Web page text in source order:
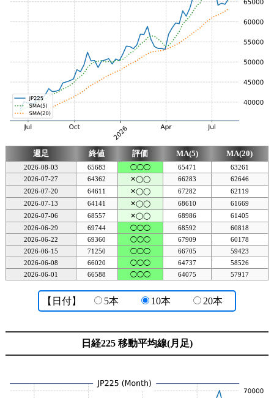
週足 終値 評価 MA(5) MA(20)
2026-08-03 65683 ◯◯◯ 65471
63261
2026-07-27
64362 ✕◯◯ 66283
62646
2026-07-20
64611 ✕◯◯ 67282
62119
2026-07-13
64141 ✕◯◯ 68610
61669
2026-07-06
68557 ✕◯◯ 68986
61405
2026-06-29
69744 ◯◯◯ 68592
60818
2026-06-22
69360 ◯◯◯ 67909
60178
2026-06-15
71250 ◯◯◯ 66705
59423
2026-06-08
66020 ◯◯◯ 64737
58526
2026-06-01
66588 ◯◯◯ 64075 57917
【日付】 5本 10本 20本
日経225 移動平均線(月足)